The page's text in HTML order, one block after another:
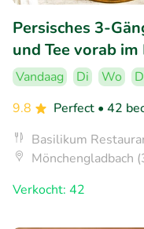
Persisches 3-
und Tee vorab
Vandaag Di Wo
9.8
Perfect • 42
Basilikum
Mönchengladbach
Verkocht: 42